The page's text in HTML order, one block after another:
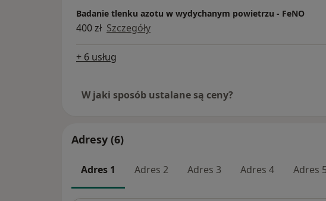
Badanie tlenku azotu w wydychanym powietrzu - FeNO
400 zł Szczegóły
+ 6 usług
W jaki sposób ustalane są ceny?
Adresy (6)
Adres 1 Adres 2 Adres 3 Adres 4 Adres 5